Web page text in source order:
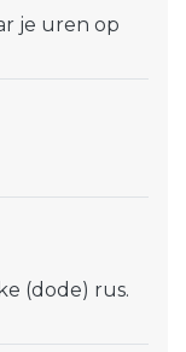
je uren op
(dode) rus.